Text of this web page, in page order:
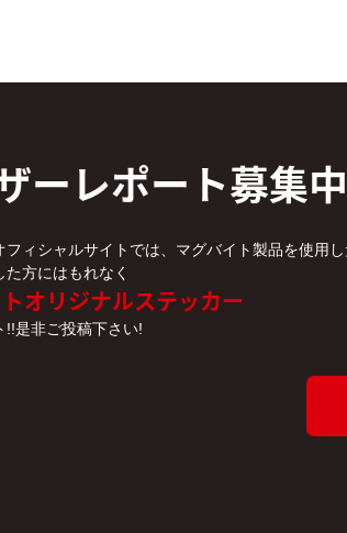
ーレポート募集
フィシャルサイトでは、マグバイト製品を使用
方にはもれなく
オリジナルステッカー
!!是非ご投稿下さい!